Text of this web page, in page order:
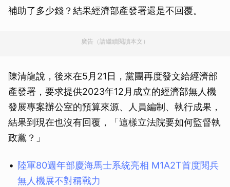
補助了多少錢？結果經濟部產發署還是不回覆。
廣告（請繼續閱讀本文）
陳清龍說，後來在5月21日，黨團再度發文給經濟部
產發署，要求提供2023年12月成立的經濟部無人機
發展專案辦公室的預算來源、人員編制、執行成果，
結果到現在也沒有回覆，「這樣立法院要如何監督執
政黨？」
陸軍80週年部慶海馬士系統亮相 M1A2T首度閱兵
無人機展不對稱戰力